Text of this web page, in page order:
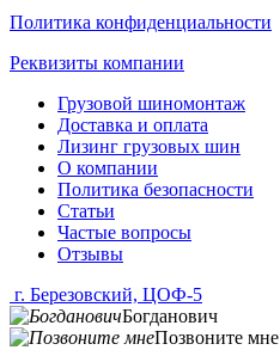
Политика конфиденциальности
Реквизиты компании
Грузовой шиномонтаж
Доставка и оплата
Лизинг грузовых шин
О компании
Политика безопасности
Статьи
Частые вопросы
Отзывы
г. Березовский, ЦОФ-5
Богданович
Позвоните мне